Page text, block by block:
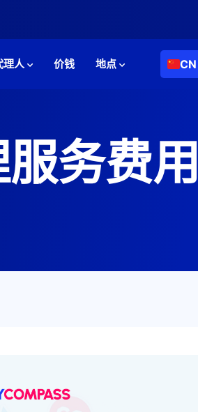
理人 价钱 地点 CN
务费用